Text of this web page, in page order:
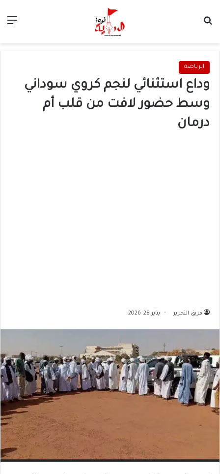
الرياضة
وداع استثنائي لنجم كروي سوداني
وسط حضور لافت من قلب أم
درمان
فريق التحرير يناير 28, 2026